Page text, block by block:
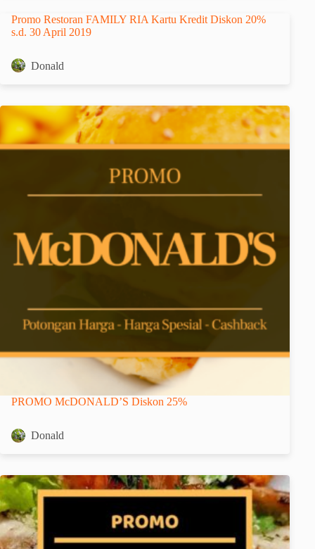
Promo Restoran FAMILY RIA Kartu Kredit Diskon 20%
s.d. 30 April 2019
Donald
PROMO McDONALD’S Diskon 25%
Donald